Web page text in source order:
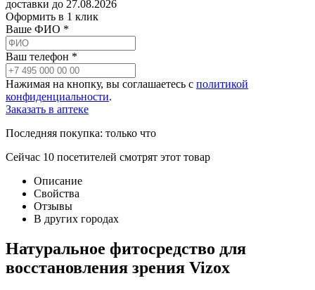
доставки до 27.08.2026
Оформить в 1 клик
Ваше ФИО *
Ваш телефон *
Нажимая на кнопку, вы соглашаетесь с политикой
конфиденциальности.
Заказать в аптеке
Последняя покупка: только что
Сейчас 10 посетителей смотрят этот товар
Описание
Свойства
Отзывы
В других городах
Натуральное фитосредство для
восстановления зрения Vizox